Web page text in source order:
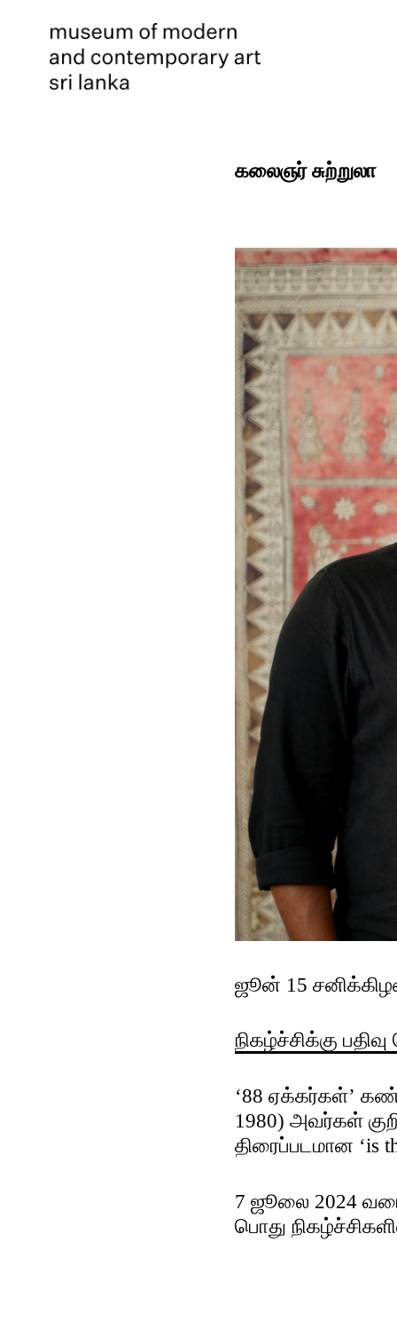
கலைஞர் சுற்றுலா
ஜூன் 15
நிகழ்ச்சிக்கு
‘88 ஏக்கர்கள்’
1980) அவர்கள்
திரைப்படமான ‘is
7 ஜூலை 2024
பொது